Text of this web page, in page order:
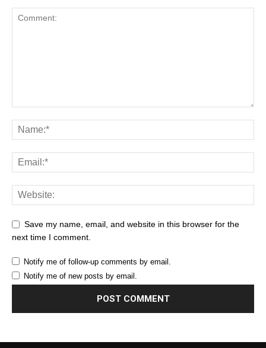
Save my name, email, and website in this browser for the
next time I comment.
Notify me of follow-up comments by email.
Notify me of new posts by email.